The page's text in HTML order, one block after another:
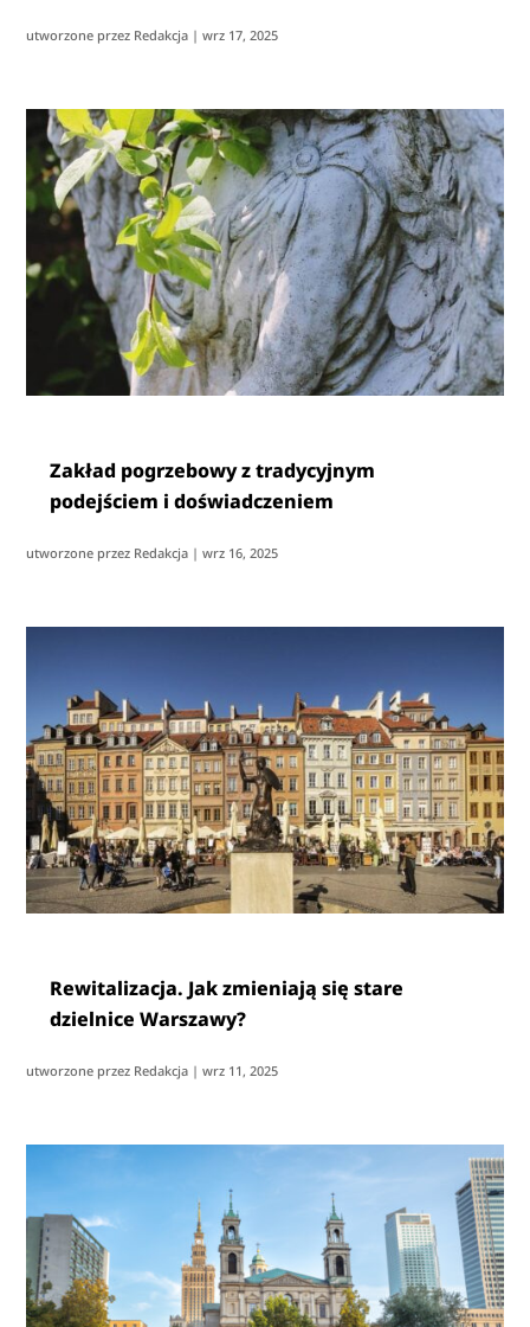
utworzone przez Redakcja |wrz 17, 2025
Zakład pogrzebowy z tradycyjnym
podejściem i doświadczeniem
utworzone przez Redakcja |wrz 16, 2025
Rewitalizacja. Jak zmieniają się stare
dzielnice Warszawy?
utworzone przez Redakcja |wrz 11, 2025